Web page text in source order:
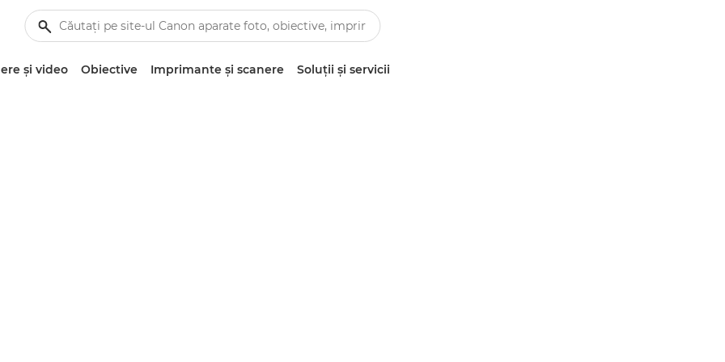
şi video Obiective Imprimante şi scanere Soluţii şi servicii